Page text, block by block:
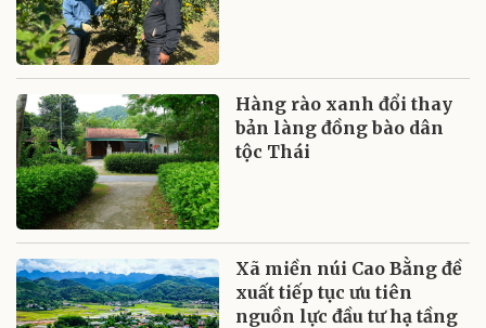
Hàng rào xanh đổi thay
bản làng đồng bào dân
tộc Thái
Xã miền núi Cao Bằng đề
xuất tiếp tục ưu tiên
nguồn lực đầu tư hạ tầng